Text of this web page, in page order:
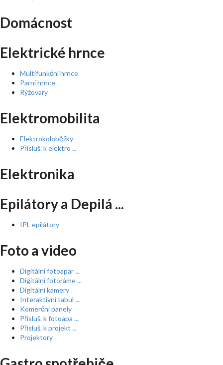
Domácnost
Elektrické hrnce
Multifunkční hrnce
Parní hrnce
Rýžovary
Elektromobilita
Elektrokoloběžky
Přísluš. k elektro ...
Elektronika
Epilátory a Depilá ...
IPL epilátory
Foto a video
Digitální fotoapar ...
Digitální fotoráme ...
Digitální kamery
Interaktivní tabul ...
Komerční panely
Přísluš. k fotoapa ...
Přísluš. k projekt ...
Projektory